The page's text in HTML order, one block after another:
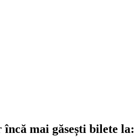
încă mai găsești bilete la: